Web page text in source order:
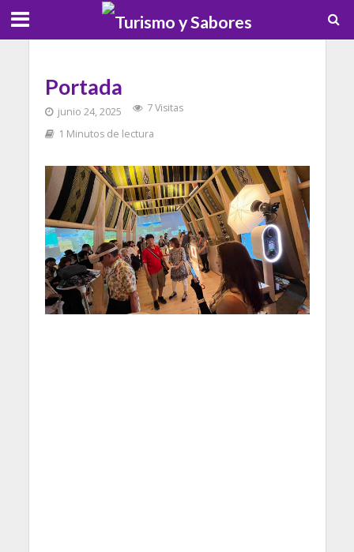
Portada
junio 24, 2025
7 Visitas
1 Minutos de lectura